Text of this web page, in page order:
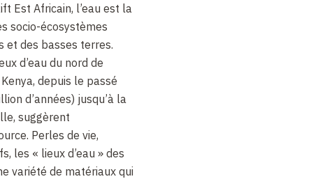
Est Africain, l’eau est la
socio-écosystèmes
et des basses terres.
d’eau du nord de
depuis le passé
d’années) jusqu’à la
suggèrent
Perles de vie,
les « lieux d’eau » des
variété de matériaux qui